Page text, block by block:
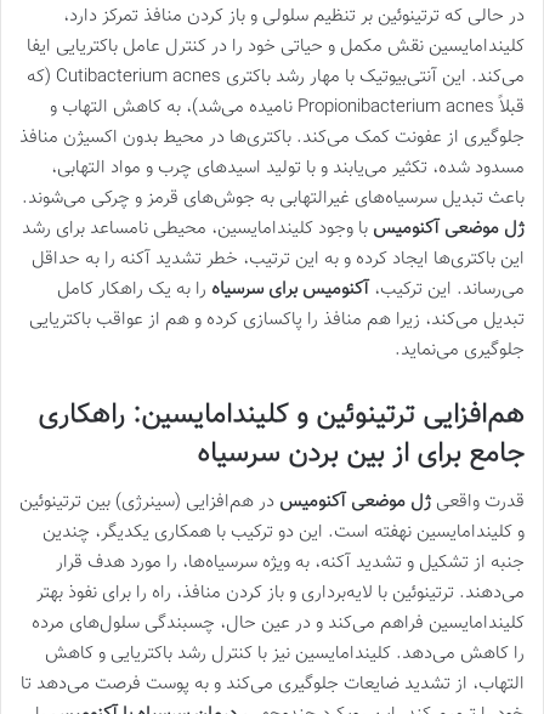
در حالی که ترتینوئین بر تنظیم سلولی و باز کردن منافذ تمرکز دارد،
کلیندامایسین نقش مکمل و حیاتی خود را در کنترل عامل باکتریایی ایفا
می‌کند. این آنتی‌بیوتیک با مهار رشد باکتری Cutibacterium acnes (که
قبلاً Propionibacterium acnes نامیده می‌شد)، به کاهش التهاب و
جلوگیری از عفونت کمک می‌کند. باکتری‌ها در محیط بدون اکسیژن منافذ
مسدود شده، تکثیر می‌یابند و با تولید اسیدهای چرب و مواد التهابی،
باعث تبدیل سرسیاه‌های غیرالتهابی به جوش‌های قرمز و چرکی می‌شوند.
ژل موضعی آکنومیس با وجود کلیندامایسین، محیطی نامساعد برای رشد
این باکتری‌ها ایجاد کرده و به این ترتیب، خطر تشدید آکنه را به حداقل
می‌رساند. این ترکیب،آکنومیس برای سرسیاه را به یک راهکار کامل
تبدیل می‌کند، زیرا هم منافذ را پاکسازی کرده و هم از عواقب باکتریایی
جلوگیری می‌نماید.
هم‌افزایی ترتینوئین و کلیندامایسین: راهکاری
جامع برای از بین بردن سرسیاه
قدرت واقعی ژل موضعی آکنومیس در هم‌افزایی (سینرژی) بین ترتینوئین
و کلیندامایسین نهفته است. این دو ترکیب با همکاری یکدیگر، چندین
جنبه از تشکیل و تشدید آکنه، به ویژه سرسیاه‌ها، را مورد هدف قرار
می‌دهند. ترتینوئین با لایه‌برداری و باز کردن منافذ، راه را برای نفوذ بهتر
کلیندامایسین فراهم می‌کند و در عین حال، چسبندگی سلول‌های مرده
را کاهش می‌دهد. کلیندامایسین نیز با کنترل رشد باکتریایی و کاهش
التهاب، از تشدید ضایعات جلوگیری می‌کند و به پوست فرصت می‌دهد تا